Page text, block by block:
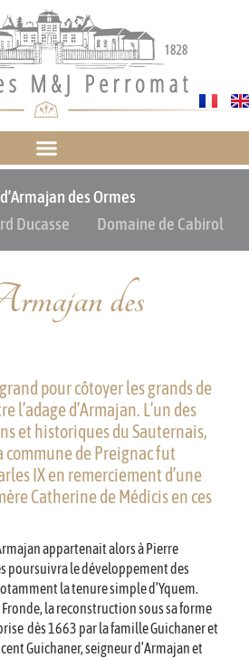
des Ormes
Ducasse
Domaine de Cabirol
des
pour côtoyer les grands de
l’adage d’Armajan. L’un des
et historiques du Sauternais,
de Preignac fut
IX en remerciement d’une
Catherine de Médicis en ces
appartenait alors à Pierre
poursuivra le développement des
la tenure simple d’Yquem.
la reconstruction sous sa forme
dès 1663 par la famille Guichaner et
Guichaner, seigneur d’Armajan et